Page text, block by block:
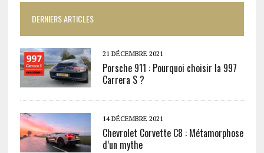
DERNIERS ARTICLES
21 DÉCEMBRE 2021
Porsche 911 : Pourquoi choisir la 997
Carrera S ?
14 DÉCEMBRE 2021
Chevrolet Corvette C8 : Métamorphose
d’un mythe